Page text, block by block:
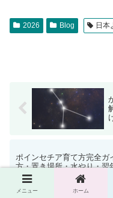
2026 Blog 日本
ポインセチア育て方完全ガ
方・置き場所・水やり・翌
るコツまで
メニュー ホーム